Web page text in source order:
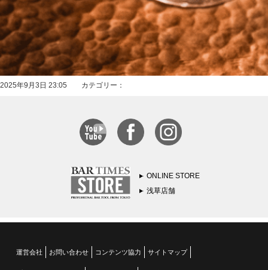
2025年9月3日 23:05 カテゴリー：
ONLINE STORE
浅草店舗
運営会社 お問い合わせ コンテンツ協力 サイトマップ